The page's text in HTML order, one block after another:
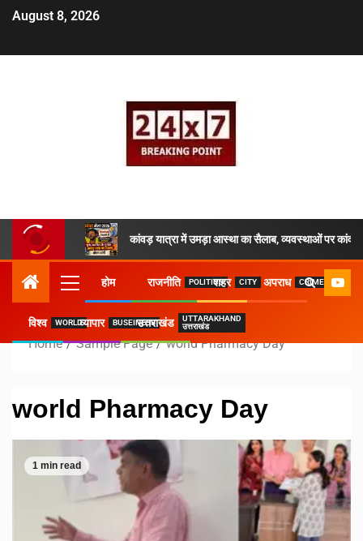
August 8, 2026
कांवड़ यात्रा में उमड़ा आस्था का सैलाब, व्यवस्थाओं पर
होम राजनीति POLITICSशहर CITY अपराध CRIME
विश्व WORLDव्यापार BUSEINESSउत्तराखंड
UTTARAKHAND
उत्तराखंड
Home Sample Page world Pharmacy Day
world Pharmacy Day
1 min read